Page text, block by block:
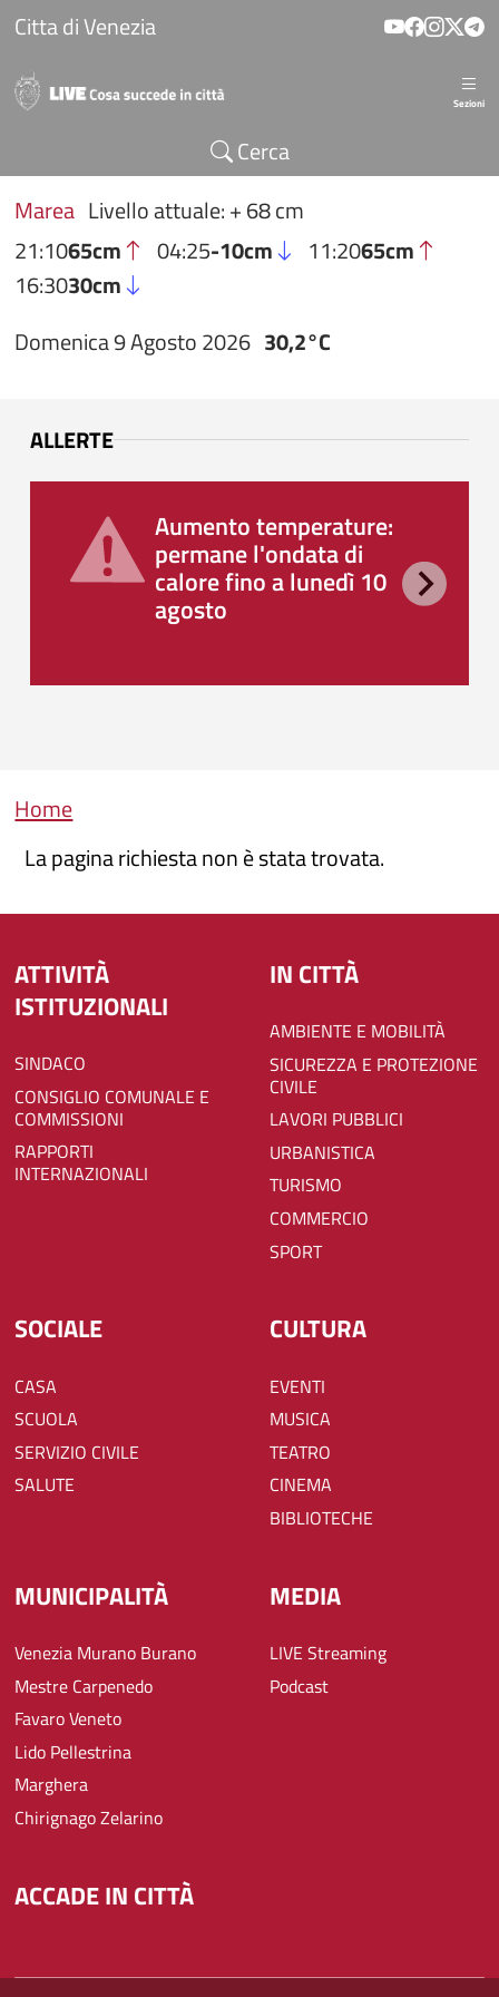
Salta al contenuto principale
Citta di Venezia
Sezioni
Cerca
Marea Livello attuale: + 68 cm
21:1065cm 04:25-10cm 11:2065cm
16:3030cm
Domenica 9 Agosto 2026 30,2°C
ALLERTE
Aumento temperature:
permane l'ondata di
calore fino a lunedì 10
agosto
Briciole di pane
Home
La pagina richiesta non è stata trovata.
ATTIVITÀ
ISTITUZIONALI
SINDACO
CONSIGLIO COMUNALE E
COMMISSIONI
RAPPORTI
INTERNAZIONALI
IN CITTÀ
AMBIENTE E MOBILITÀ
SICUREZZA E PROTEZIONE
CIVILE
LAVORI PUBBLICI
URBANISTICA
TURISMO
COMMERCIO
SPORT
SOCIALE
CASA
SCUOLA
SERVIZIO CIVILE
SALUTE
CULTURA
EVENTI
MUSICA
TEATRO
CINEMA
BIBLIOTECHE
MUNICIPALITÀ
Venezia Murano Burano
Mestre Carpenedo
Favaro Veneto
Lido Pellestrina
Marghera
Chirignago Zelarino
MEDIA
LIVE Streaming
Podcast
ACCADE IN CITTÀ